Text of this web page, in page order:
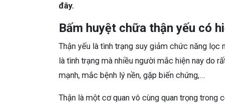
đây.
Bấm huyệt chữa thận yếu có
Thận yếu là tình trạng suy giảm chức năng lọc
là tình trạng mà nhiều người mắc hiện nay do
mạnh, mắc bệnh lý nền, gặp biến chứng,…
Thận là một cơ quan vô cùng quan trọng trong